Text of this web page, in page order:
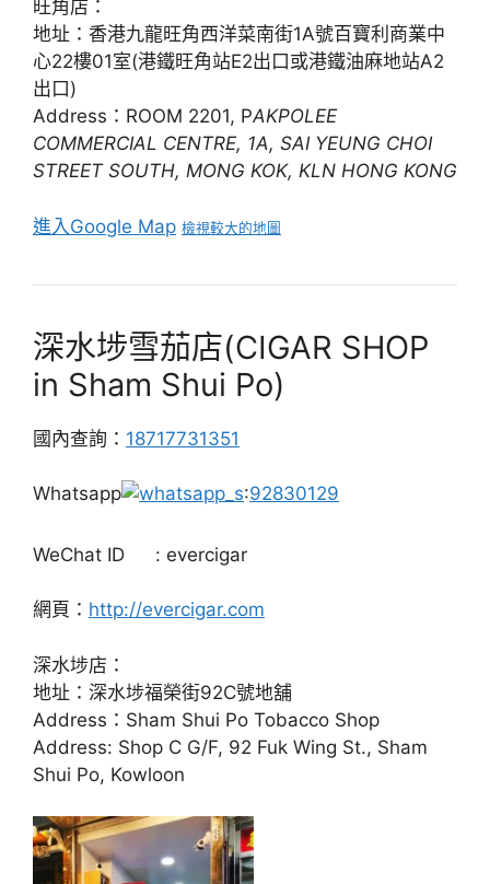
地址：香港九龍旺角西洋菜南街1A號百寶利商業中
心22樓01室(港鐵旺角站E2出口或港鐵油麻地站A2
出口)
Address：ROOM 2201, PAKPOLEE
COMMERCIAL CENTRE, 1A, SAI YEUNG CHOI
STREET SOUTH, MONG KOK, KLN HONG KONG
進入Google Map 檢視較大的地圖
深水埗雪茄店(CIGAR SHOP
in Sham Shui Po)
國內查詢： 18717731351
Whatsapp :92830129
WeChat ID : evercigar
網頁： http://evercigar.com
深水埗店：
地址：深水埗福榮街92C號地舖
Address：Sham Shui Po Tobacco Shop
Address: Shop C G/F, 92 Fuk Wing St., Sham
Shui Po, Kowloon